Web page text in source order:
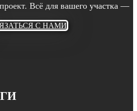
Всё для вашего участка —
С НАМИ